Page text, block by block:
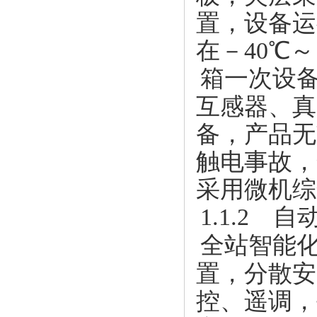
置，设备
在－40℃
箱一次设
互感器、
备，产品
触电事故
采用微机
1.1.2 自
全站智能
置，分散
控、遥调